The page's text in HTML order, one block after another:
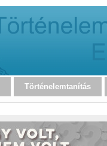
Történelemtanítás